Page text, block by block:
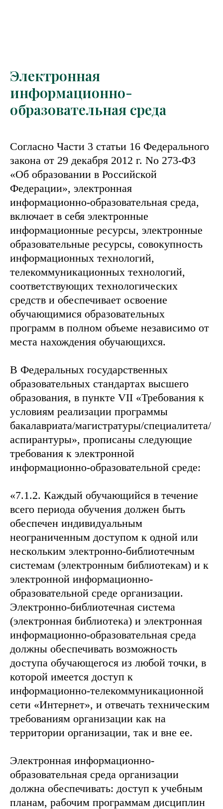
Электронная
информационно-
образовательная среда
Согласно Части 3 статьи 16 Федерального
закона от 29 декабря 2012 г. No 273-ФЗ
«Об образовании в Российской
Федерации», электронная
информационно-образовательная среда,
включает в себя электронные
информационные ресурсы, электронные
образовательные ресурсы, совокупность
информационных технологий,
телекоммуникационных технологий,
соответствующих технологических
средств и обеспечивает освоение
обучающимися образовательных
программ в полном объеме независимо от
места нахождения обучающихся.
В Федеральных государственных
образовательных стандартах высшего
образования, в пункте VII «Требования к
условиям реализации программы
бакалавриата/магистратуры/специалитета/
аспирантуры», прописаны следующие
требования к электронной
информационно-образовательной среде:
«7.1.2. Каждый обучающийся в течение
всего периода обучения должен быть
обеспечен индивидуальным
неограниченным доступом к одной или
нескольким электронно-библиотечным
системам (электронным библиотекам) и к
электронной информационно-
образовательной среде организации.
Электронно-библиотечная система
(электронная библиотека) и электронная
информационно-образовательная среда
должны обеспечивать возможность
доступа обучающегося из любой точки, в
которой имеется доступ к
информационно-телекоммуникационной
сети «Интернет», и отвечать техническим
требованиям организации как на
территории организации, так и вне ее.
Электронная информационно-
образовательная среда организации
должна обеспечивать: доступ к учебным
планам, рабочим программам дисциплин